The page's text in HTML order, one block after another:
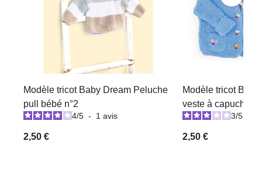
Modèle tricot Baby Dream Peluche
pull bébé n°2
4/5 - 1 avis
2,50 €
Modèle tricot
veste à capuche
3/5
2,50 €